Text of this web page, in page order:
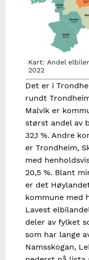
Kart: Andel
2022
Det er i
rundt
Malvik er
størst andel av
32,1 %. Andre
er Trondheim,
med
20,5 %. Blant
er det
kommune med
Lavest
deler av fylket
som har lange
Namsskogan,